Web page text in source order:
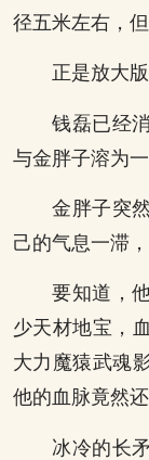
径五米左右，
正是放大
钱磊已经
与金胖子溶为一
金胖子突
己的气息一滞
要知道，
少天材地宝，
大力魔猿武魂
他的血脉竟然
冰冷的长